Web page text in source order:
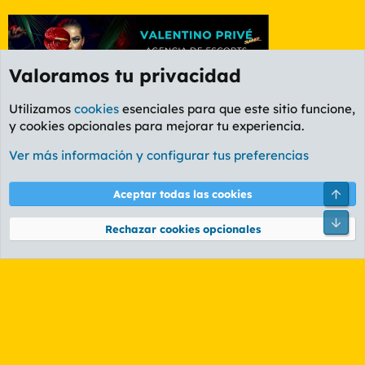
Foro Política
Cookies
PL OLDSTYLE AMARILLO
Términos y reglas Política de privacidad Ayuda
Community platform by XenForo® © 2010-2026 XenForo Ltd.
Valoramos tu privacidad
Utilizamos cookies esenciales para que este sitio funcione,
y cookies opcionales para mejorar tu experiencia.
Ver más información y configurar tus preferencias
Aceptar todas las cookies
Rechazar cookies opcionales
Pie